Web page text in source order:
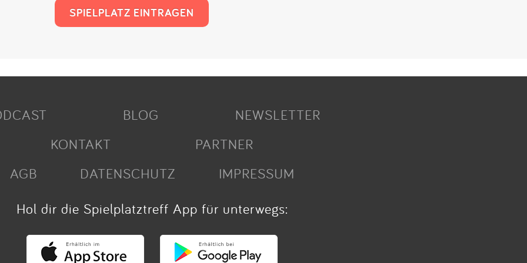
SPIELPLATZ EINTRAGEN
BLOG
NEWSLETTER
KONTAKT
PARTNER
AGB
DATENSCHUTZ
IMPRESSUM
Hol dir die Spielplatztreff App für unterwegs: